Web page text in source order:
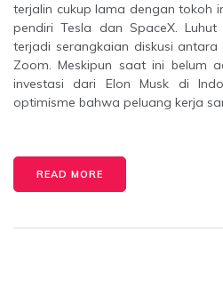
terjalin cukup lama dengan tokoh
pendiri Tesla dan SpaceX.
terjadi serangkaian diskusi
Zoom. Meskipun saat ini belum
investasi dari Elon Musk di
optimisme bahwa peluang kerja
READ MORE